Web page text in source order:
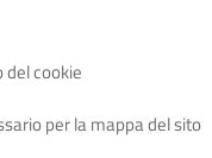
del cookie
per la mappa del sito